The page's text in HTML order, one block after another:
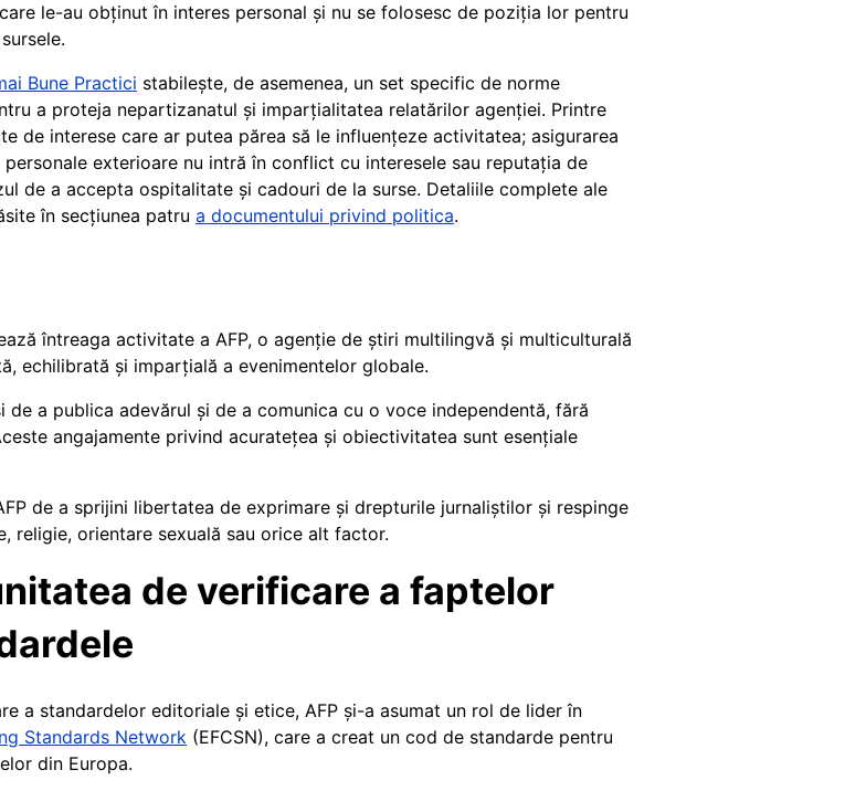
le-au obținut în interes personal și nu se folosesc de poziția lor pentru
Bune Practici stabilește, de asemenea, un set specific de norme
a proteja nepartizanatul și imparțialitatea relatărilor agenției. Printre
de interese care ar putea părea să le influențeze activitatea; asigurarea
exterioare nu intră în conflict cu interesele sau reputația de
de a accepta ospitalitate și cadouri de la surse. Detaliile complete ale
în secțiunea patru a documentului privind politica.
întreaga activitate a AFP, o agenție de știri multilingvă și multiculturală
echilibrată și imparțială a evenimentelor globale.
a publica adevărul și de a comunica cu o voce independentă, fără
angajamente privind acuratețea și obiectivitatea sunt esențiale
de a sprijini libertatea de exprimare și drepturile jurnaliștilor și respinge
religie, orientare sexuală sau orice alt factor.
de verificare a faptelor
a standardelor editoriale și etice, AFP și-a asumat un rol de lider în
Standards Network (EFCSN), care a creat un cod de standarde pentru
din Europa.